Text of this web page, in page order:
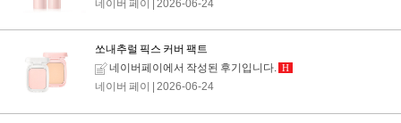
네이버 페이 | 2026-06-24
쏘내추럴 픽스 커버 팩트
네이버페이에서 작성된 후기입니다. H
네이버 페이 | 2026-06-24